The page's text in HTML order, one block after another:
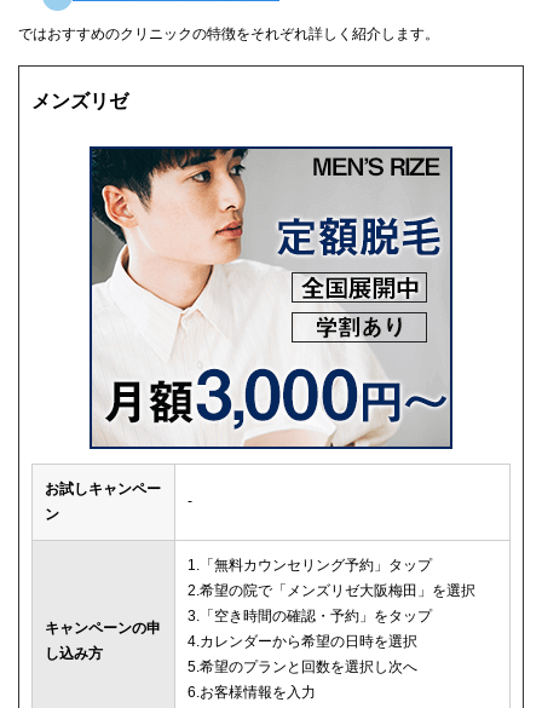
ではおすすめのクリニックの特徴をそれぞれ詳しく紹介します。
メンズリゼ
お試しキャンペー
ン
-
キャンペーンの申
し込み方
1.「無料カウンセリング予約」タップ
2.希望の院で「メンズリゼ大阪梅田」を選択
3.「空き時間の確認・予約」をタップ
4.カレンダーから希望の日時を選択
5.希望のプランと回数を選択し次へ
6.お客様情報を入力